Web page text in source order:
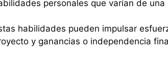
personales que varían de una
habilidades pueden impulsar
y ganancias o independencia